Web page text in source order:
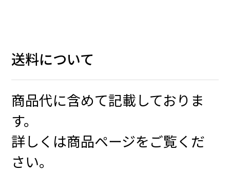
送料について
商品代に含めて記載しておりま
す。
詳しくは商品ページをご覧くだ
さい。